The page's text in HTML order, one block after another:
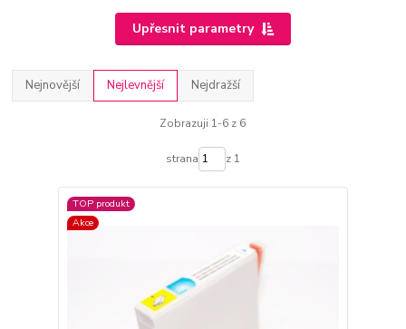
Upřesnit parametry
Nejnovější Nejlevnější Nejdražší
Zobrazuji 1-6 z 6
strana z 1
TOP produkt
Akce